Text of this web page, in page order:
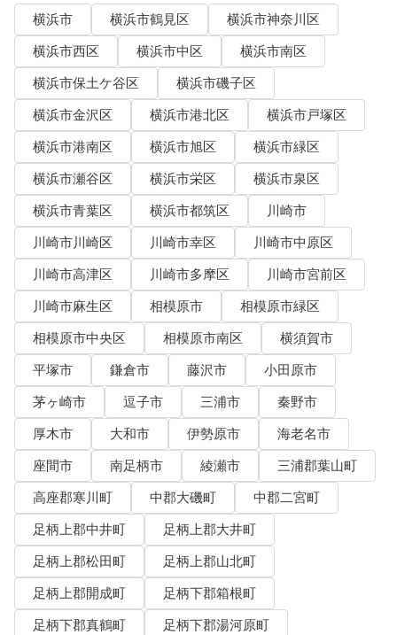
横浜市 横浜市鶴見区
横浜市神奈川区
横浜市西区
横浜市中区
横浜市南区
横浜市保土ケ谷区
横浜市磯子区
横浜市金沢区
横浜市港北区
横浜市戸塚区
横浜市港南区
横浜市旭区
横浜市緑区
横浜市瀬谷区
横浜市栄区
横浜市泉区
横浜市青葉区
横浜市都筑区
川崎市
川崎市川崎区
川崎市幸区
川崎市中原区
川崎市高津区
川崎市多摩区
川崎市宮前区
川崎市麻生区
相模原市
相模原市緑区
相模原市中央区
相模原市南区
横須賀市
平塚市
鎌倉市 藤沢市
小田原市
茅ヶ崎市
逗子市 三浦市
秦野市
厚木市
大和市 伊勢原市
海老名市
座間市
南足柄市 綾瀬市
三浦郡葉山町
高座郡寒川町
中郡大磯町
中郡二宮町
足柄上郡中井町
足柄上郡大井町
足柄上郡松田町
足柄上郡山北町
足柄上郡開成町
足柄下郡箱根町
足柄下郡真鶴町
足柄下郡湯河原町